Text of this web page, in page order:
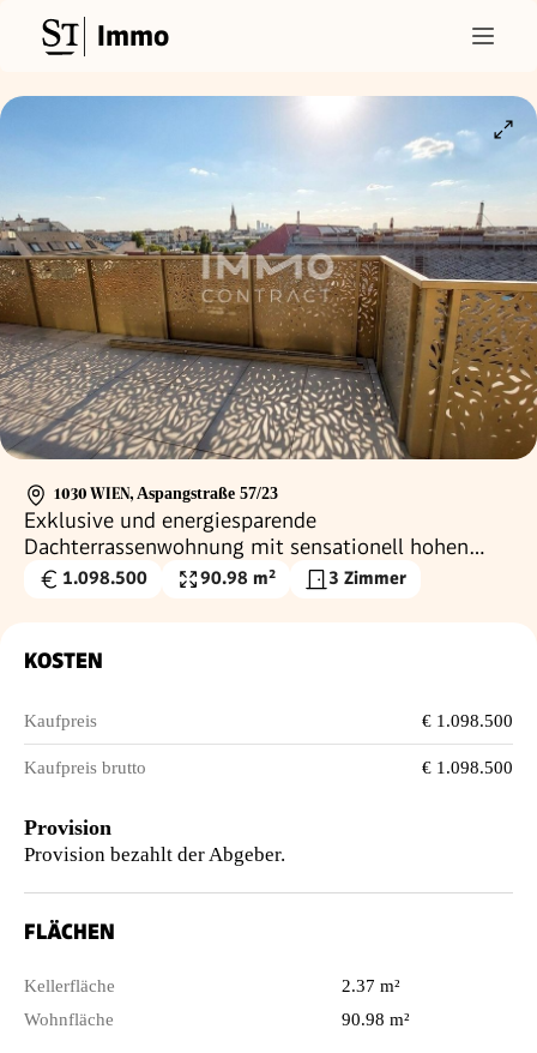
Immo
1030 WIEN, Aspangstraße 57/23
Exklusive und energiesparende
Dachterrassenwohnung mit sensationell hohen
Decken!
Kaufpreis
1.098.500
Wohnfläche
90.98 m² 3 Zimmer
KOSTEN
Kaufpreis € 1.098.500
Kaufpreis brutto € 1.098.500
Provision
Provision bezahlt der Abgeber.
FLÄCHEN
Kellerfläche
2.37 m²
Wohnfläche
90.98 m²